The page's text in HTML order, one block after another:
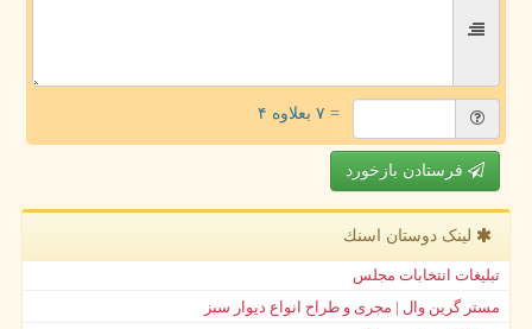
= ۷ بعلاوه ۴
فرستادن بازخورد
لینک دوستان اسنك
تبلیغات انتخابات مجلس
مستر گرین وال | مجری و طراح انواع دیوار سبز